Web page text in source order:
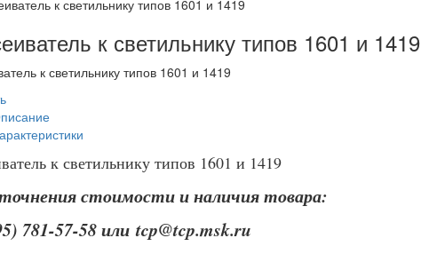
к светильнику типов 1601 и 1419
к светильнику типов 1601 и 1419
к светильнику типов 1601 и 1419
стоимости и наличия товара:
781-57-58 или tcp@tcp.msk.ru